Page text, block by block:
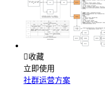
收藏
立即使用
社群运营方案